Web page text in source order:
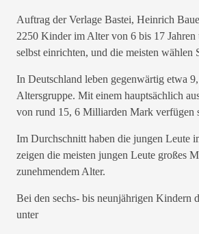
Auftrag der Verlage Bastei, Heinrich
2250 Kinder im Alter von 6 bis 17
selbst einrichten, und die meisten wählen
In Deutschland leben gegenwärtig etwa
Altersgruppe. Mit einem hauptsächlich
von rund 15, 6 Milliarden Mark verfügen
Im Durchschnitt haben die jungen Leute
zeigen die meisten jungen Leute großes
zunehmendem Alter.
Bei den sechs- bis neunjährigen Kindern
unter